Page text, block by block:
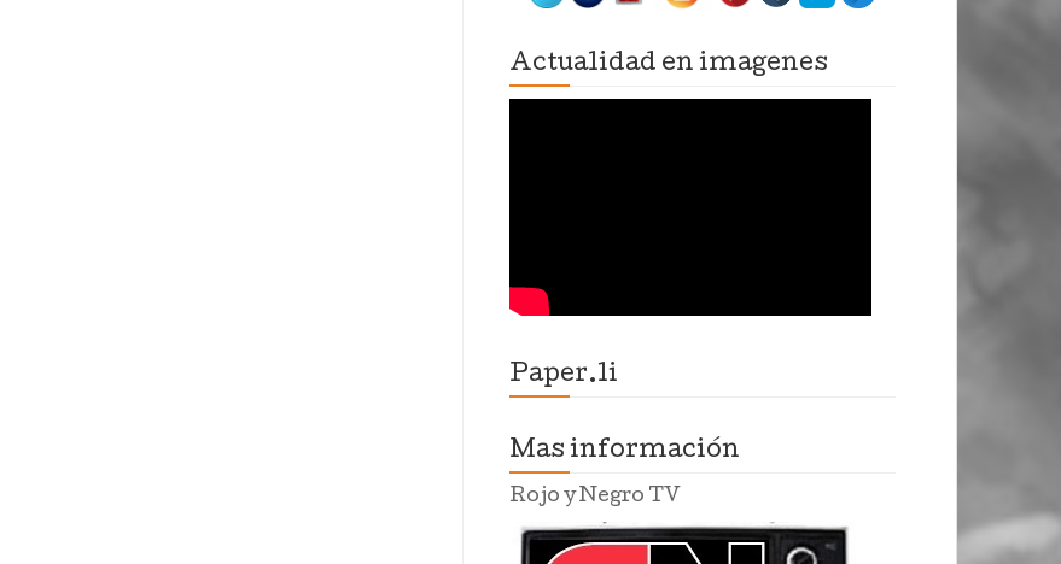
Actualidad en imagenes
Paper.li
Mas información
Rojo y Negro TV